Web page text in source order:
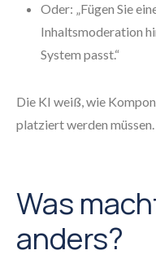
Oder: „Fügen Sie
Inhaltsmoderation
System passt.“
Die KI weiß, wie
platziert werden müssen.
Was
anders?